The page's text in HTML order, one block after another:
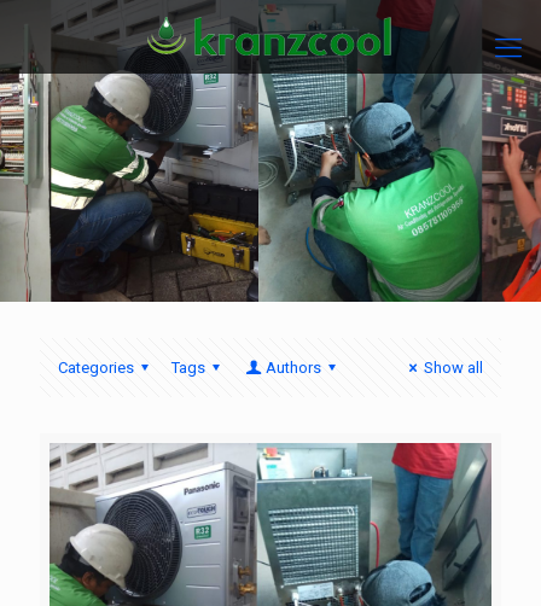
Categories Tags Authors Show all